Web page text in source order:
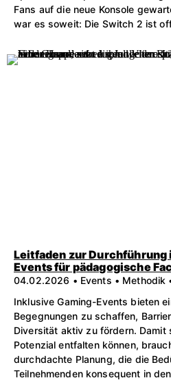
Fans auf die neue Konsole
war es soweit: Die Switch 2 ist
Leitfaden zur
Events für pädagogische
04.02.2026 • Events • Methodik
Inklusive Gaming-Events bieten
Begegnungen zu schaffen,
Diversität aktiv zu fördern. Damit
Potenzial entfalten können,
durchdachte Planung, die die
Teilnehmenden konsequent in